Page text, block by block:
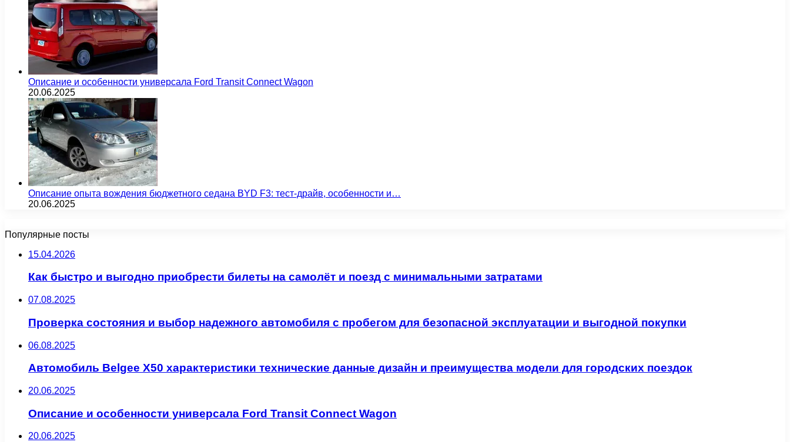
Описание и особенности универсала Ford Transit Connect Wagon
20.06.2025
Описание опыта вождения бюджетного седана BYD F3: тест-драйв, особенности и…
20.06.2025
Популярные посты
15.04.2026
Как быстро и выгодно приобрести билеты на самолёт и поезд с минимальными затратами
07.08.2025
Проверка состояния и выбор надежного автомобиля с пробегом для безопасной эксплуатации и выгодной покупки
06.08.2025
Автомобиль Belgee X50 характеристики технические данные дизайн и преимущества модели для городских поездок
20.06.2025
Описание и особенности универсала Ford Transit Connect Wagon
20.06.2025